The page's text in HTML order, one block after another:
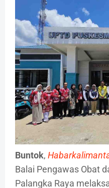
Buntok,
Balai Pengawas Obat
Palangka Raya